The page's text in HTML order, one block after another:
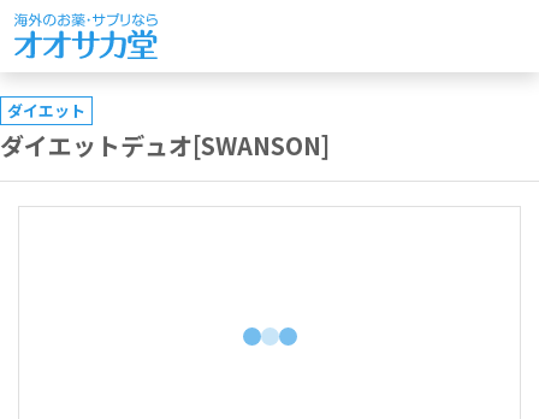
ダイエット
ダイエットデュオ[SWANSON]